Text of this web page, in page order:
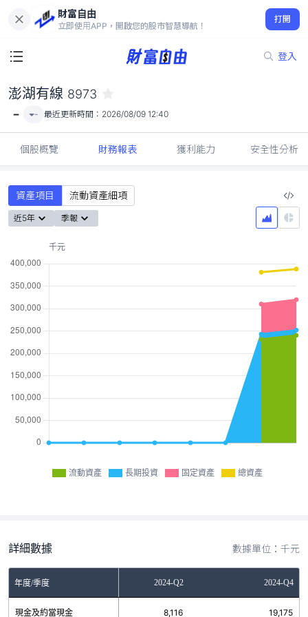
財富自由
立即使用APP，開啟您的股市智慧導航！
打開
登入
-
澎湖有線 8973
- - 最近更新時間： 2026/08/09 12:40
個股概覽 財務報表 獲利能力 安全性分析
資產項目 流動資產細項
近5年 季報
流動資產 長期投資 固定資產 總資產
詳細數據 數據單位：千元
年度/季度2023-Q4 2024-Q2 2024-Q4
現金及約當現金
無 8,116 19,175